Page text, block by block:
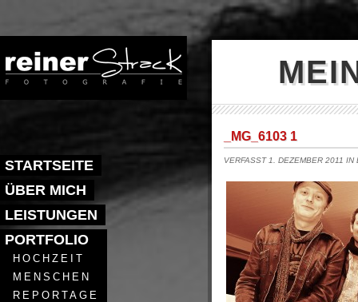
STARTSEITE
ÜBER MICH
LEISTUNGEN
PORTFOLIO
HOCHZEIT
MENSCHEN
REPORTAGE
_MG_6103 1
VERFASST 1. DEZEMBER 2011